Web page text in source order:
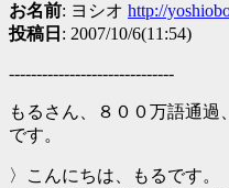
お名前: ヨシオ http://
投稿日 : 2007/10/6(11:54)
------------------------------
もるさん、８００万語通
です。
〉こんにちは、もるです。